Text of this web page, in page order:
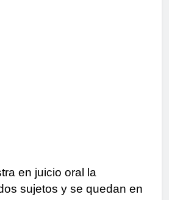
en juicio oral la
sujetos y se quedan en